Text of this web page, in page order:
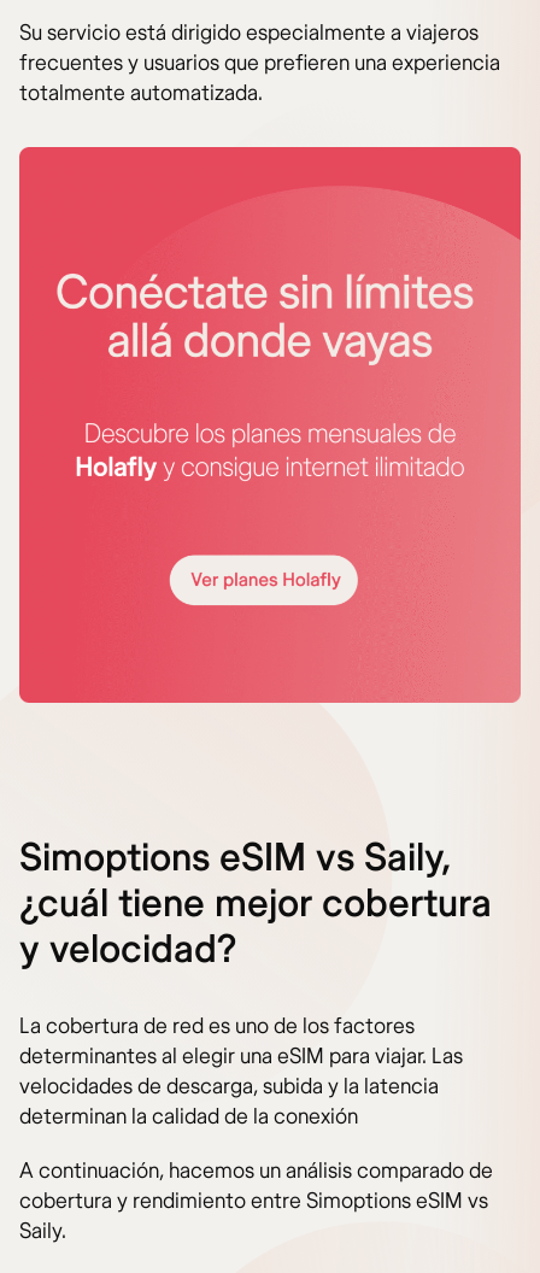
Su servicio está dirigido especialmente a viajeros
frecuentes y usuarios que prefieren una experiencia
totalmente automatizada.
Simoptions eSIM vs Saily,
¿cuál tiene mejor cobertura
y velocidad?
La cobertura de red es uno de los factores
determinantes al elegir una eSIM para viajar. Las
velocidades de descarga, subida y la latencia
determinan la calidad de la conexión
A continuación, hacemos un análisis comparado de
cobertura y rendimiento entre Simoptions eSIM vs
Saily.